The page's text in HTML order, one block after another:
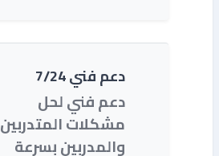
دعم فني 7/24
دعم فني لحل
مشكلات المتدربين
والمدربين بسرعة